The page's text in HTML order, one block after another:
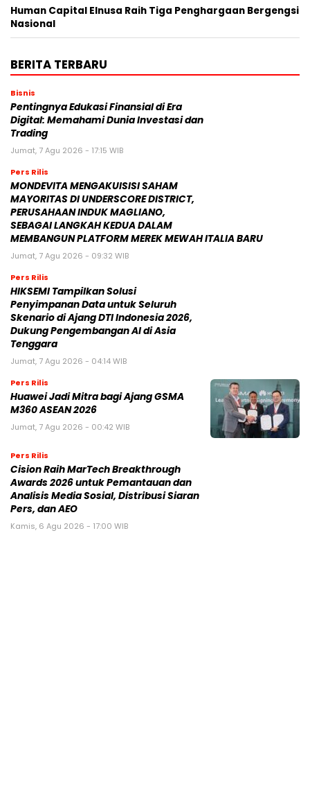
Human Capital Elnusa Raih Tiga Penghargaan Bergengsi
Nasional
BERITA TERBARU
Bisnis
Pentingnya Edukasi Finansial di Era
Digital: Memahami Dunia Investasi dan
Trading
Jumat, 7 Agu 2026 - 17:15 WIB
Pers Rilis
MONDEVITA MENGAKUISISI SAHAM
MAYORITAS DI UNDERSCORE DISTRICT,
PERUSAHAAN INDUK MAGLIANO,
SEBAGAI LANGKAH KEDUA DALAM
MEMBANGUN PLATFORM MEREK MEWAH ITALIA BARU
Jumat, 7 Agu 2026 - 09:32 WIB
Pers Rilis
HIKSEMI Tampilkan Solusi
Penyimpanan Data untuk Seluruh
Skenario di Ajang DTI Indonesia 2026,
Dukung Pengembangan AI di Asia
Tenggara
Jumat, 7 Agu 2026 - 04:14 WIB
Pers Rilis
Huawei Jadi Mitra bagi Ajang GSMA
M360 ASEAN 2026
Jumat, 7 Agu 2026 - 00:42 WIB
Pers Rilis
Cision Raih MarTech Breakthrough
Awards 2026 untuk Pemantauan dan
Analisis Media Sosial, Distribusi Siaran
Pers, dan AEO
Kamis, 6 Agu 2026 - 17:00 WIB